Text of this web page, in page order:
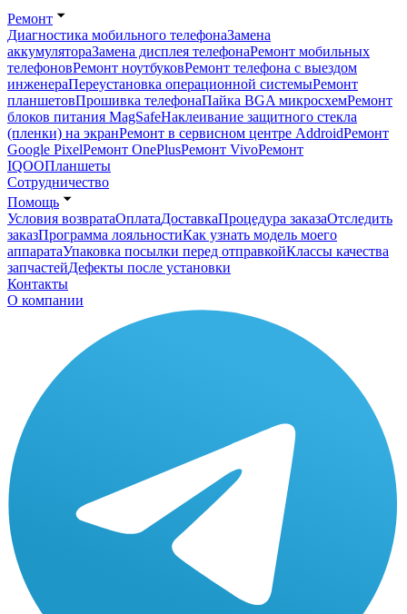
Ремонт
Диагностика мобильного телефонаЗамена
аккумулятораЗамена дисплея телефонаРемонт мобильных
телефоновРемонт ноутбуковРемонт телефона с выездом
инженераПереустановка операционной системыРемонт
планшетовПрошивка телефонаПайка BGA микросхемРемонт
блоков питания MagSafeНаклеивание защитного стекла
(пленки) на экранРемонт в сервисном центре AddroidРемонт
Google PixelРемонт OnePlusРемонт VivoРемонт
IQOOПланшеты
Сотрудничество
Помощь
Условия возвратаОплатаДоставкаПроцедура заказаОтследить
заказПрограмма лояльностиКак узнать модель моего
аппаратаУпаковка посылки перед отправкойКлассы качества
запчастейДефекты после установки
Контакты
О компании